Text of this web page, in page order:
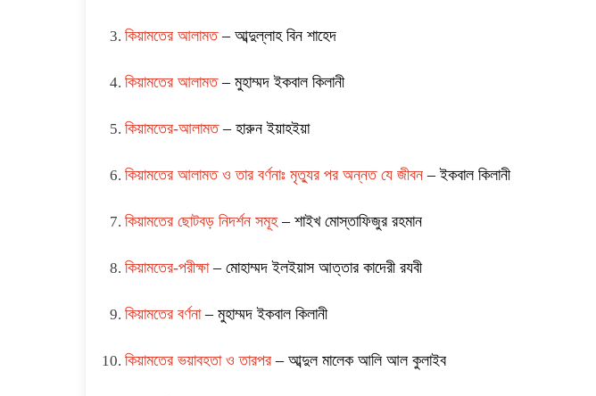
কিয়ামতের আলামত– আব্দুল্লাহ বিন শাহেদ
কিয়ামতের আলামত– মুহাম্মদ ইকবাল কিলানী
কিয়ামতের-আলামত– হারুন ইয়াহইয়া
কিয়ামতের আলামত ও তার বর্ণনাঃ মৃত্যুর পর অন্নত যে জীবন – ইকবাল কিলানী
কিয়ামতের ছোটবড় নিদর্শন সমূহ– শাইখ মোস্তাফিজুর রহমান
কিয়ামতের-পরীক্ষা– মোহাম্মদ ইলইয়াস আত্তার কাদেরী রযবী
কিয়ামতের বর্ণনা– মুহাম্মদ ইকবাল কিলানী
কিয়ামতের ভয়াবহতা ও তারপর– আব্দুল মালেক আলি আল কুলাইব